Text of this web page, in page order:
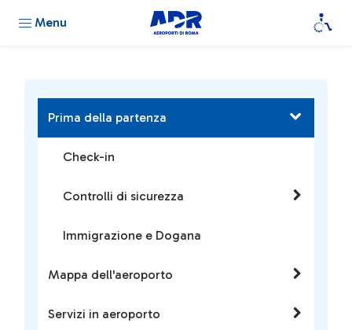
Menu
Prima della partenza
Check-in
Controlli di sicurezza
Immigrazione e Dogana
Mappa dell'aeroporto
Servizi in aeroporto